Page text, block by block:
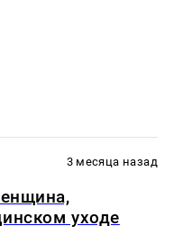
3 месяца назад
уходе